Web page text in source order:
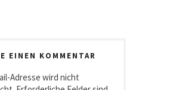
EINEN KOMMENTAR
Adresse wird nicht